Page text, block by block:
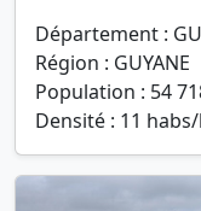
Département :
Région : GUYANE
Population : 54
Densité : 11